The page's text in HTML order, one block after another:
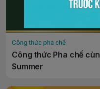
Công thức pha chế
Công thức Pha chế
Summer